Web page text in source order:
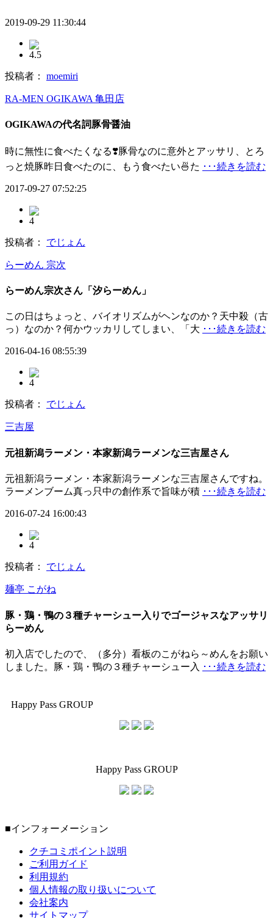
2019-09-29 11:30:44
4.5
投稿者： moemiri
RA-MEN OGIKAWA 亀田店
OGIKAWAの代名詞豚骨醤油
時に無性に食べたくなる❣️豚骨なのに意外とアッサリ、とろ
っと焼豚昨日食べたのに、もう食べたい🍜た ･･･続きを読む
2017-09-27 07:52:25
4
投稿者： でじょん
らーめん 宗次
らーめん宗次さん「汐らーめん」
この日はちょっと、バイオリズムがヘンなのか？天中殺（古
っ）なのか？何かウッカリしてしまい、「大 ･･･続きを読む
2016-04-16 08:55:39
4
投稿者： でじょん
三吉屋
元祖新潟ラーメン・本家新潟ラーメンな三吉屋さん
元祖新潟ラーメン・本家新潟ラーメンな三吉屋さんですね。
ラーメンブーム真っ只中の創作系で旨味が積 ･･･続きを読む
2016-07-24 16:00:43
4
投稿者： でじょん
麺亭 こがね
豚・鶏・鴨の３種チャーシュー入りでゴージャスなアッサリ
らーめん
初入店でしたので、（多分）看板のこがねら～めんをお願い
しました。豚・鶏・鴨の３種チャーシュー入 ･･･続きを読む
Happy Pass GROUP
Happy Pass GROUP
■インフォーメーション
クチコミポイント説明
ご利用ガイド
利用規約
個人情報の取り扱いについて
会社案内
サイトマップ